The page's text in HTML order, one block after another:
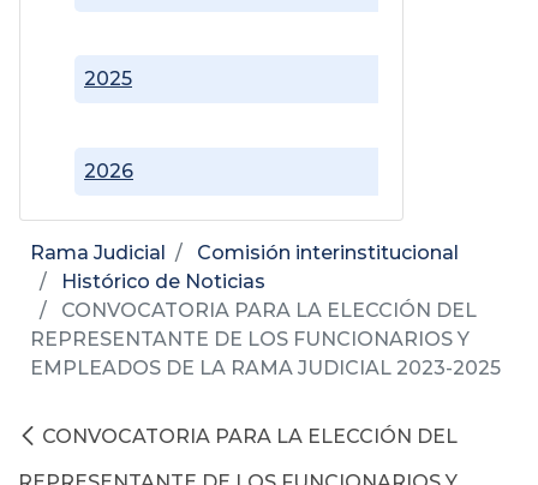
2025
2026
Rama Judicial
Comisión interinstitucional
Histórico de Noticias
CONVOCATORIA PARA LA ELECCIÓN DEL
REPRESENTANTE DE LOS FUNCIONARIOS Y
EMPLEADOS DE LA RAMA JUDICIAL 2023-2025
CONVOCATORIA PARA LA ELECCIÓN DEL